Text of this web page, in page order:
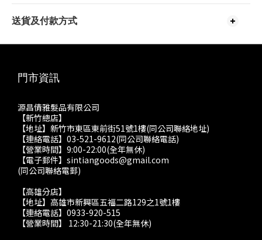
送貨及付款方式
門市資訊
源昌倩雅髮品有限公司
【新竹總店】
【地址】新竹市東區東前街51號1樓(同公司聯絡地址)
【連絡電話】03-521-9612(同公司聯絡電話)
【營業時間】9:00-22:00(全年無休)
【電子郵件】sintiangoods@gmail.com
(同公司聯絡電郵)
【高雄分店】
【地址】高雄市新興區五福二路129之1號1樓
【連絡電話】0933-920-515
【營業時間】 12:30-21:30(全年無休)